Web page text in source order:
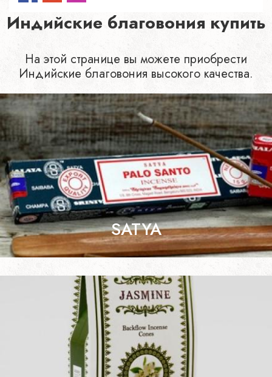
Индийские благовония купить
На этой странице вы можете приобрести
Индийские благовония высокого качества.
SATYA